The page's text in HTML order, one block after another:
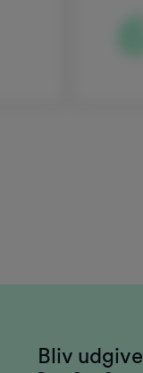
Bliv